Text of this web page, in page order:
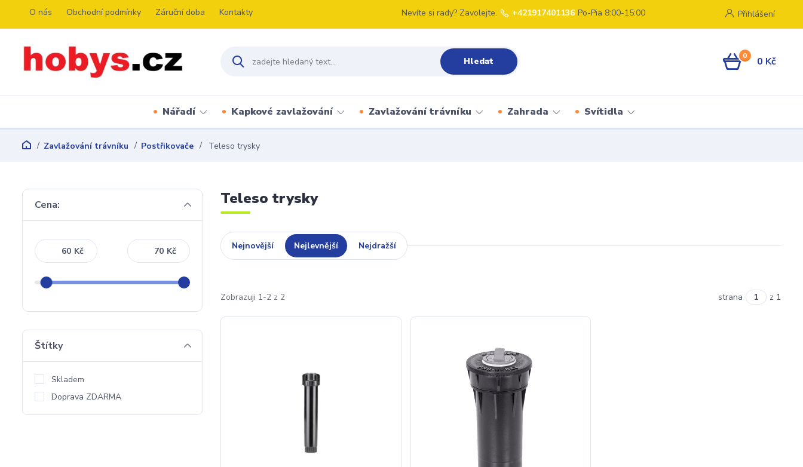
O nás Obchodní podmínky Záruční doba Kontakty Přihlášení
Hledat
Nevíte si rady? Zavolejte. +421917401136 Po-Pia 8:00-15:00
0 0 Kč
Nářadí Kapkové zavlažování Zavlažování trávníku Zahrada Svítidla
Zavlažování trávníku Postřikovače Teleso trysky
Teleso trysky
Nejnovější Nejlevnější Nejdražší
Zobrazuji 1-2 z 2 strana z 1
Cena:
Kč Kč
Štítky
Skladem
Doprava ZDARMA